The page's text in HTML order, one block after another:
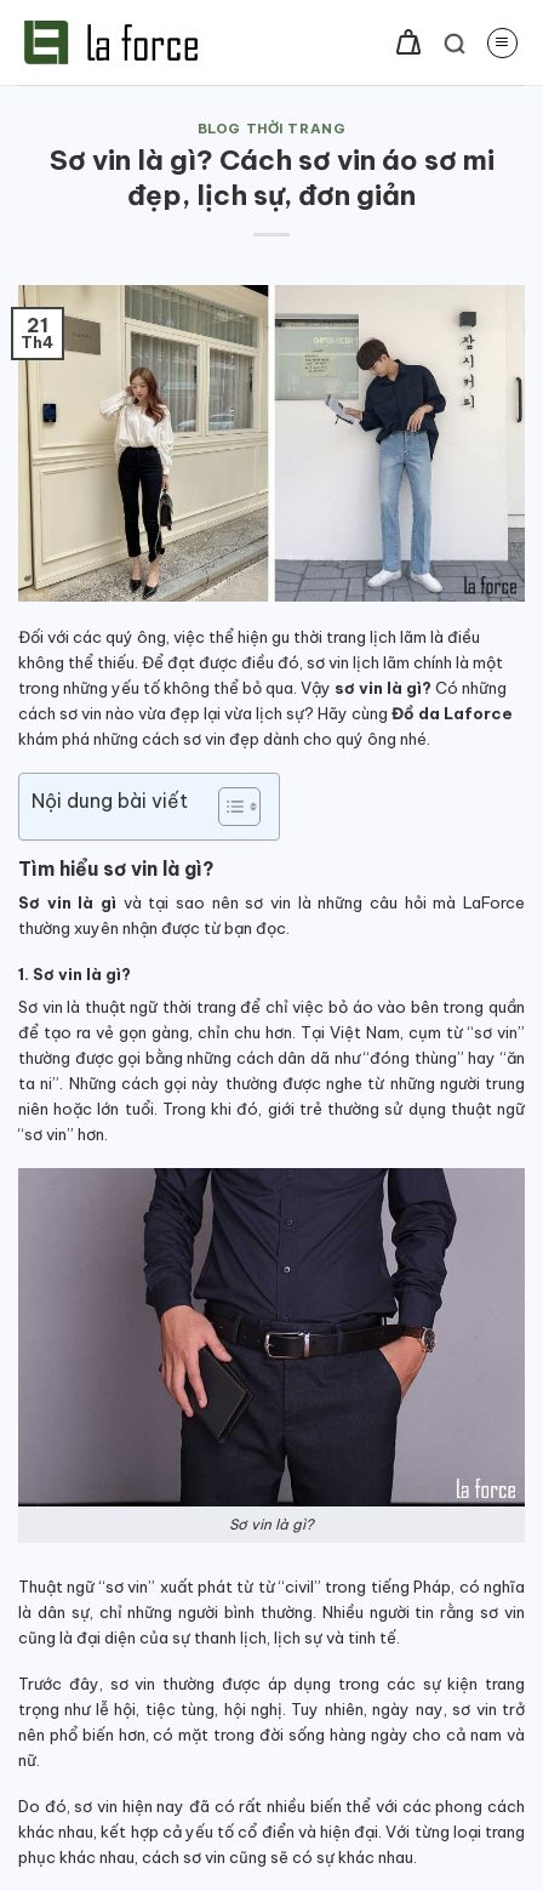
BLOG THỜI TRANG
Sơ vin là gì? Cách sơ vin áo sơ mi
đẹp, lịch sự, đơn giản
21
Th4
Đối với các quý ông, việc thể hiện gu thời trang lịch lãm là điều
không thể thiếu. Để đạt được điều đó, sơ vin lịch lãm chính là một
trong những yếu tố không thể bỏ qua. Vậy sơ vin là gì? Có những
cách sơ vin nào vừa đẹp lại vừa lịch sự? Hãy cùng Đồ da Laforce
khám phá những cách sơ vin đẹp dành cho quý ông nhé.
Nội dung bài viết
Tìm hiểu sơ vin là gì?
Sơ vin là gì và tại sao nên sơ vin là những câu hỏi mà LaForce
thường xuyên nhận được từ bạn đọc.
1. Sơ vin là gì?
Sơ vin là thuật ngữ thời trang để chỉ việc bỏ áo vào bên trong quần
để tạo ra vẻ gọn gàng, chỉn chu hơn. Tại Việt Nam, cụm từ “sơ vin”
thường được gọi bằng những cách dân dã như “đóng thùng” hay “ăn
ta ni”. Những cách gọi này thường được nghe từ những người trung
niên hoặc lớn tuổi. Trong khi đó, giới trẻ thường sử dụng thuật ngữ
“sơ vin” hơn.
Sơ vin là gì?
Thuật ngữ “sơ vin” xuất phát từ từ “civil” trong tiếng Pháp, có nghĩa
là dân sự, chỉ những người bình thường. Nhiều người tin rằng sơ vin
cũng là đại diện của sự thanh lịch, lịch sự và tinh tế.
Trước đây, sơ vin thường được áp dụng trong các sự kiện trang
trọng như lễ hội, tiệc tùng, hội nghị. Tuy nhiên, ngày nay, sơ vin trở
nên phổ biến hơn, có mặt trong đời sống hàng ngày cho cả nam và
nữ.
Do đó, sơ vin hiện nay đã có rất nhiều biến thể với các phong cách
khác nhau, kết hợp cả yếu tố cổ điển và hiện đại. Với từng loại trang
phục khác nhau, cách sơ vin cũng sẽ có sự khác nhau.